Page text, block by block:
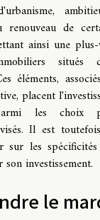
renouveau de
ainsi une
situés
éléments,
placent
les choix
Il est
sur les
investissement.
le